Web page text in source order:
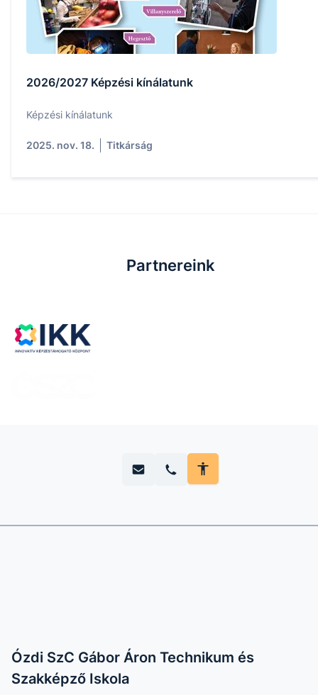
2026/2027 Képzési kínálatunk
Képzési kínálatunk
2025. nov. 18. Titkárság
Partnereink
Ózdi SzC Gábor Áron Technikum és
Szakképző Iskola